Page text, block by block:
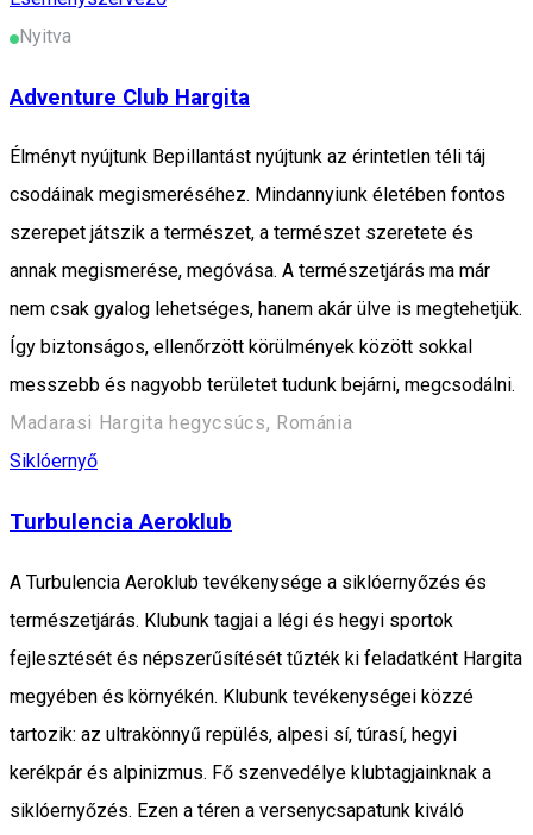
Nyitva
Adventure Club Hargita
Élményt nyújtunk Bepillantást nyújtunk az érintetlen téli táj
csodáinak megismeréséhez. Mindannyiunk életében fontos
szerepet játszik a természet, a természet szeretete és
annak megismerése, megóvása. A természetjárás ma már
nem csak gyalog lehetséges, hanem akár ülve is megtehetjük.
Így biztonságos, ellenőrzött körülmények között sokkal
messzebb és nagyobb területet tudunk bejárni, megcsodálni.
Madarasi Hargita hegycsúcs, Románia
Siklóernyő
Turbulencia Aeroklub
A Turbulencia Aeroklub tevékenysége a siklóernyőzés és
természetjárás. Klubunk tagjai a légi és hegyi sportok
fejlesztését és népszerűsítését tűzték ki feladatként Hargita
megyében és környékén. Klubunk tevékenységei közzé
tartozik: az ultrakönnyű repülés, alpesi sí, túrasí, hegyi
kerékpár és alpinizmus. Fő szenvedélye klubtagjainknak a
siklóernyőzés. Ezen a téren a versenycsapatunk kiváló